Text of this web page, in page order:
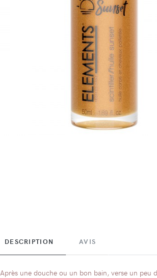
DESCRIPTION AVIS
Après une douche ou un bon bain, verse un peu